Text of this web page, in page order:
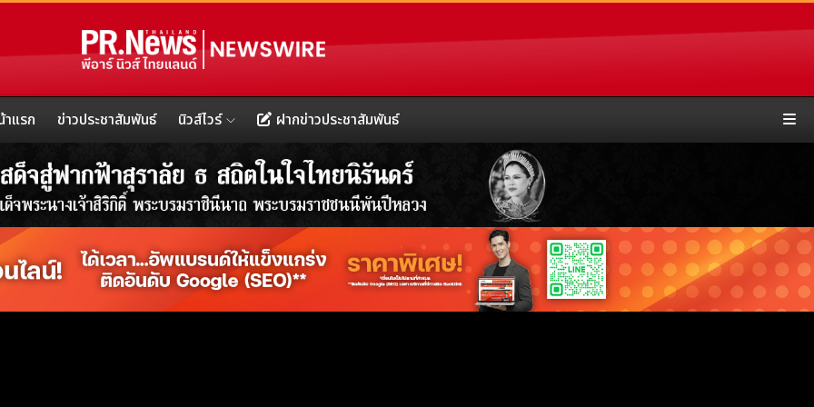
าแรก ข่าวประชาสัมพันธ์ นิวส์ไวร์ ฝากข่าวประชาสัมพันธ์